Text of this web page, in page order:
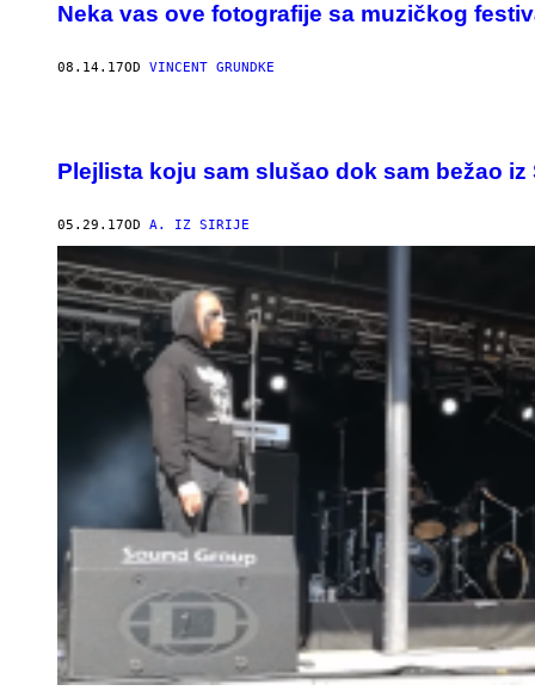
Neka vas ove fotografije sa muzičkog
08.14.17OD VINCENT GRUNDKE
Plejlista koju sam slušao dok sam bežao iz
05.29.17OD A. IZ SIRIJE